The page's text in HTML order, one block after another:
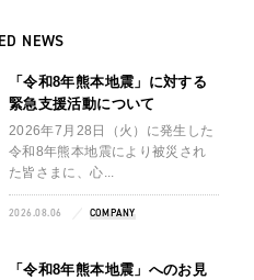
NEWS
「令和8年熊本地震」に対する
緊急支援活動について
2026年7月28日（火）に発生した
令和8年熊本地震により被災され
た皆さまに、心...
2026.08.06 COMPANY
「令和8年熊本地震」へのお見